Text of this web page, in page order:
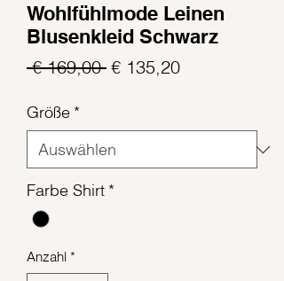
Wohlfühlmode Leinen
Blusenkleid Schwarz
€ 169,00 Standardpreis
€ 135,20Sale-
Größe *
Farbe Shirt *
Anzahl *